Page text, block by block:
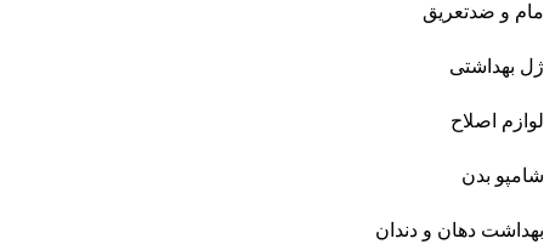
مام و ضدتعریق
ژل بهداشتی
لوازم اصلاح
شامپو بدن
بهداشت دهان و دندان